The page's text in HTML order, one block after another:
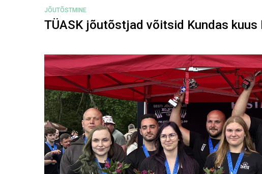
JÕUTÕSTMINE
TÜASK jõutõstjad võitsid Kundas